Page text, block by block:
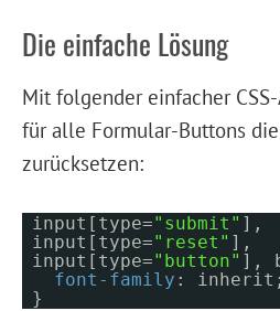
Die einfache Lösung
Mit folgender einfacher
für alle Formular-Buttons
zurücksetzen:
input[type="submit" ],
input[type="reset" ],
input[type="button" ],
font-family : inherit;
}